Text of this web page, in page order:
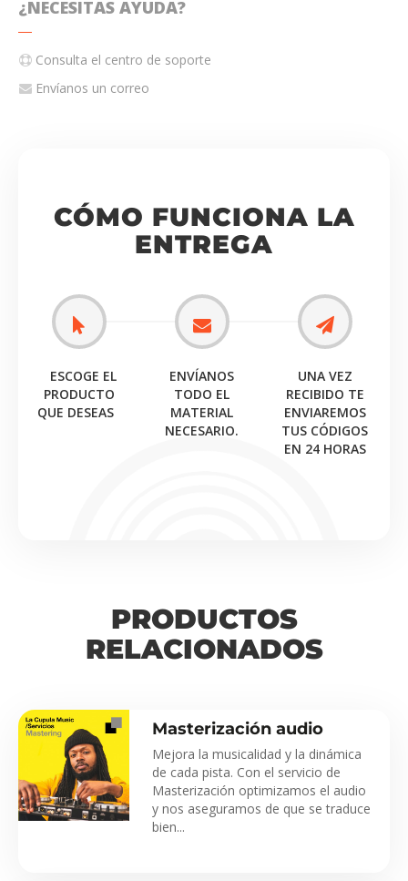
utilizando nuestra marca si lo necesitas. Recuerda que
este código es solamente para tu lanzamiento físico. Si
vas a distribuir digitalmente tus canciones en nuestra
plataforma, nosotros te generaremos otro código UPC
¿NECESITAS AYUDA?
Consulta el centro de soporte
Envíanos un correo
CÓMO FUNCIONA LA
ENTREGA
ESCOGE EL
PRODUCTO
QUE DESEAS
ENVÍANOS
TODO EL
MATERIAL
NECESARIO.
UNA VEZ
RECIBIDO TE
ENVIAREMOS
TUS CÓDIGOS
EN 24 HORAS
PRODUCTOS
RELACIONADOS
Masterización audio
Mejora la musicalidad y la dinámica
de cada pista. Con el servicio de
Masterización optimizamos el audio
y nos aseguramos de que se traduce
bien...